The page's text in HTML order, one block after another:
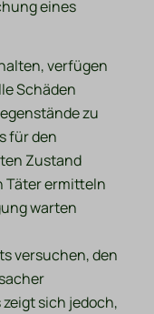
eines
verfügen
Schäden
zu
für den
Zustand
Täter ermitteln
warten
versuchen, den
sich jedoch,